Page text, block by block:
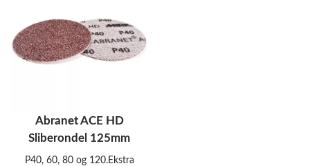
Abranet ACE HD
Sliberondel 125mm
P40, 60, 80 og 120.Ekstra